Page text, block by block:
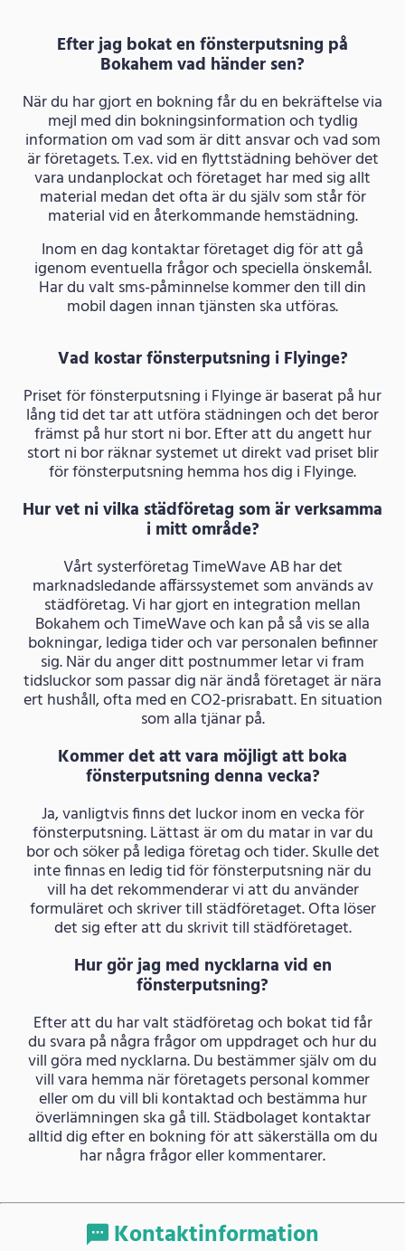
Efter jag bokat en fönsterputsning på
Bokahem vad händer sen?
När du har gjort en bokning får du en bekräftelse via
mejl med din bokningsinformation och tydlig
information om vad som är ditt ansvar och vad som
är företagets. T.ex. vid en flyttstädning behöver det
vara undanplockat och företaget har med sig allt
material medan det ofta är du själv som står för
material vid en återkommande hemstädning.
Inom en dag kontaktar företaget dig för att gå
igenom eventuella frågor och speciella önskemål.
Har du valt sms-påminnelse kommer den till din
mobil dagen innan tjänsten ska utföras.
Vad kostar fönsterputsning i Flyinge?
Priset för fönsterputsning i Flyinge är baserat på hur
lång tid det tar att utföra städningen och det beror
främst på hur stort ni bor. Efter att du angett hur
stort ni bor räknar systemet ut direkt vad priset blir
för fönsterputsning hemma hos dig i Flyinge.
Hur vet ni vilka städföretag som är verksamma
i mitt område?
Vårt systerföretag TimeWave AB har det
marknadsledande affärssystemet som används av
städföretag. Vi har gjort en integration mellan
Bokahem och TimeWave och kan på så vis se alla
bokningar, lediga tider och var personalen befinner
sig. När du anger ditt postnummer letar vi fram
tidsluckor som passar dig när ändå företaget är nära
ert hushåll, ofta med en CO2-prisrabatt. En situation
som alla tjänar på.
Kommer det att vara möjligt att boka
fönsterputsning denna vecka?
Ja, vanligtvis finns det luckor inom en vecka för
fönsterputsning. Lättast är om du matar in var du
bor och söker på lediga företag och tider. Skulle det
inte finnas en ledig tid för fönsterputsning när du
vill ha det rekommenderar vi att du använder
formuläret och skriver till städföretaget. Ofta löser
det sig efter att du skrivit till städföretaget.
Hur gör jag med nycklarna vid en
fönsterputsning?
Efter att du har valt städföretag och bokat tid får
du svara på några frågor om uppdraget och hur du
vill göra med nycklarna. Du bestämmer själv om du
vill vara hemma när företagets personal kommer
eller om du vill bli kontaktad och bestämma hur
överlämningen ska gå till. Städbolaget kontaktar
alltid dig efter en bokning för att säkerställa om du
har några frågor eller kommentarer.
Kontaktinformation